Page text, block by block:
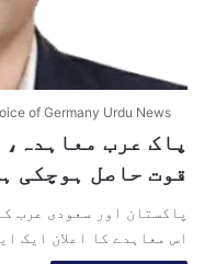
of Germany Urdu News
پاک عرب
قوت حاصل ہوچکی
پاکستان اور سعودی عرب
اس معاہدے کا اعلان ایک